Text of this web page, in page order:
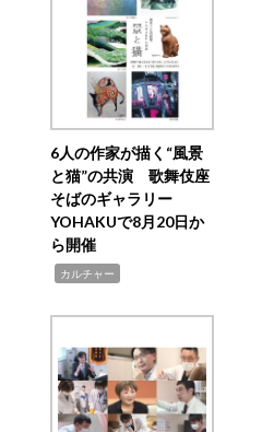
6人の作家が描く“風景
と猫”の共演 歌舞伎座
そばのギャラリー
YOHAKUで8月20日か
ら開催
カルチャー